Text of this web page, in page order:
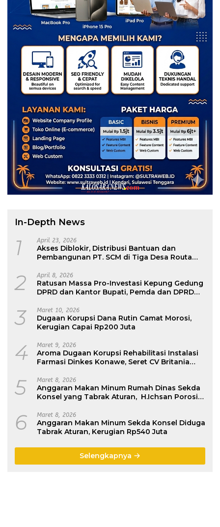
In-Depth News
1 April 23, 2026
Akses Diblokir, Distribusi Bantuan dan
Pembangunan PT. SCM di Tiga Desa Routa
2 April 8, 2026
Ratusan Massa Pro-Investasi Kepung Gedung
DPRD dan Kantor Bupati, Pemda dan DPRD
Regulasi Pusat
3 Maret 10, 2026
Dugaan Korupsi Dana Rutin Camat Morosi,
Kerugian Capai Rp200 Juta
4 Maret 9, 2026
Aroma Dugaan Korupsi Rehabilitasi Instalasi
Farmasi Dinkes Konawe, Seret CV Britania
5 Maret 8, 2026
Anggaran Makan Minum Rumah Dinas Sekda
Konsel yang Tabrak Aturan, H.Ichsan Porosi :
6 Maret 8, 2026
Anggaran Makan Minum Sekda Konsel Diduga
Tabrak Aturan, Kerugian Rp540 Juta
Selengkapnya